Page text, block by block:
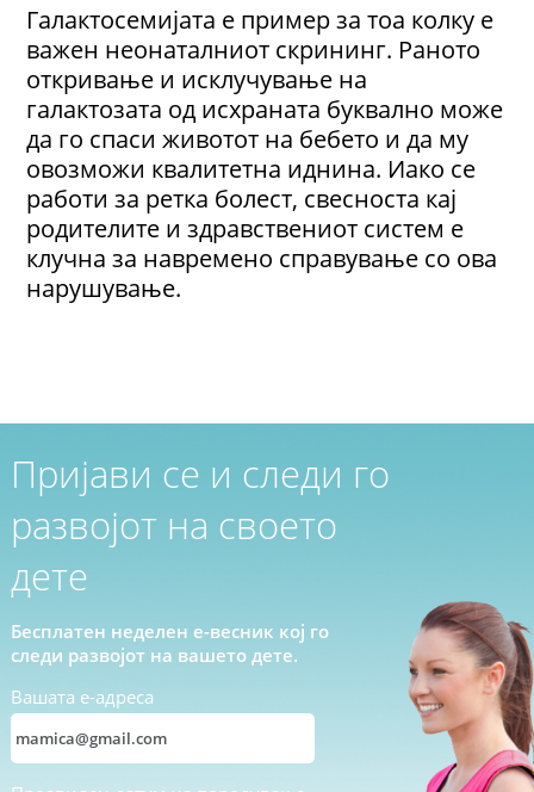
Галактосемијата е пример за тоа колку е
важен неонаталниот скрининг. Раното
откривање и исклучување на
галактозата од исхраната буквално може
да го спаси животот на бебето и да му
овозможи квалитетна иднина. Иако се
работи за ретка болест, свесноста кај
родителите и здравствениот систем е
клучна за навремено справување со ова
нарушување.
Пријави се и следи го
развојот на своето
дете
Бесплатен неделен е-весник кој го
следи развојот на вашето дете.
Вашата е-адреса